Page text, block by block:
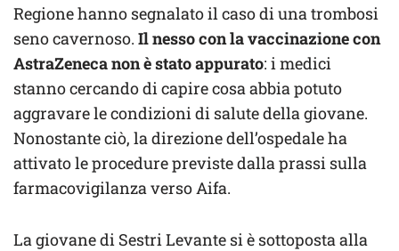
Regione hanno segnalato il caso di una trombosi
seno cavernoso. Il nesso con la vaccinazione con
AstraZeneca non è stato appurato: i medici
stanno cercando di capire cosa abbia potuto
aggravare le condizioni di salute della giovane.
Nonostante ciò, la direzione dell’ospedale ha
attivato le procedure previste dalla prassi sulla
farmacovigilanza verso Aifa.
La giovane di Sestri Levante si è sottoposta alla